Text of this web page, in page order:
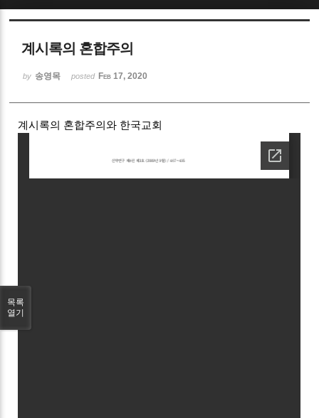
계시록의 혼합주의
by 송영목 posted Feb 17, 2020
계시록의 혼합주의와 한국교회
목록
열기
Sketchbook5, 스케치북5
Sketchbook5, 스케치북5